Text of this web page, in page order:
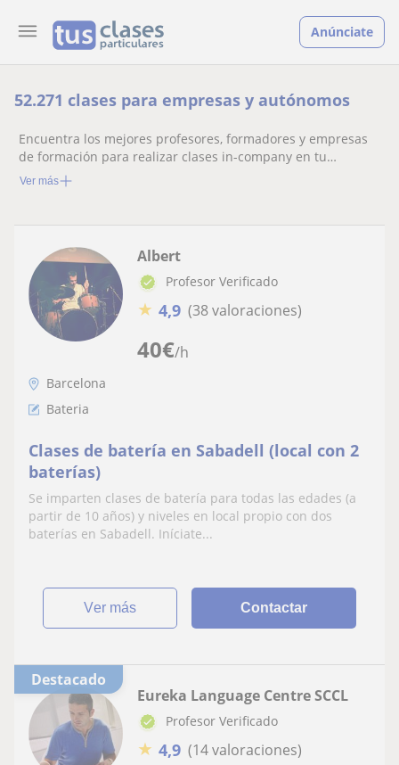
Anúnciate
52.271 clases para empresas y autónomos
Encuentra los mejores profesores, formadores y empresas
de formación para realizar clases in-company en tu
empresa
Ver más
40€/h
Albert
Profesor Verificado
★ 4,9 (38 valoraciones)
Barcelona
Bateria
Clases de batería en Sabadell (local con 2
baterías)
Se imparten clases de batería para todas las edades (a
partir de 10 años) y niveles en local propio con dos
baterías en Sabadell. Iníciate...
ver más Contactar
Destacado
Eureka Language Centre SCCL
Profesor Verificado
★ 4,9 (14 valoraciones)